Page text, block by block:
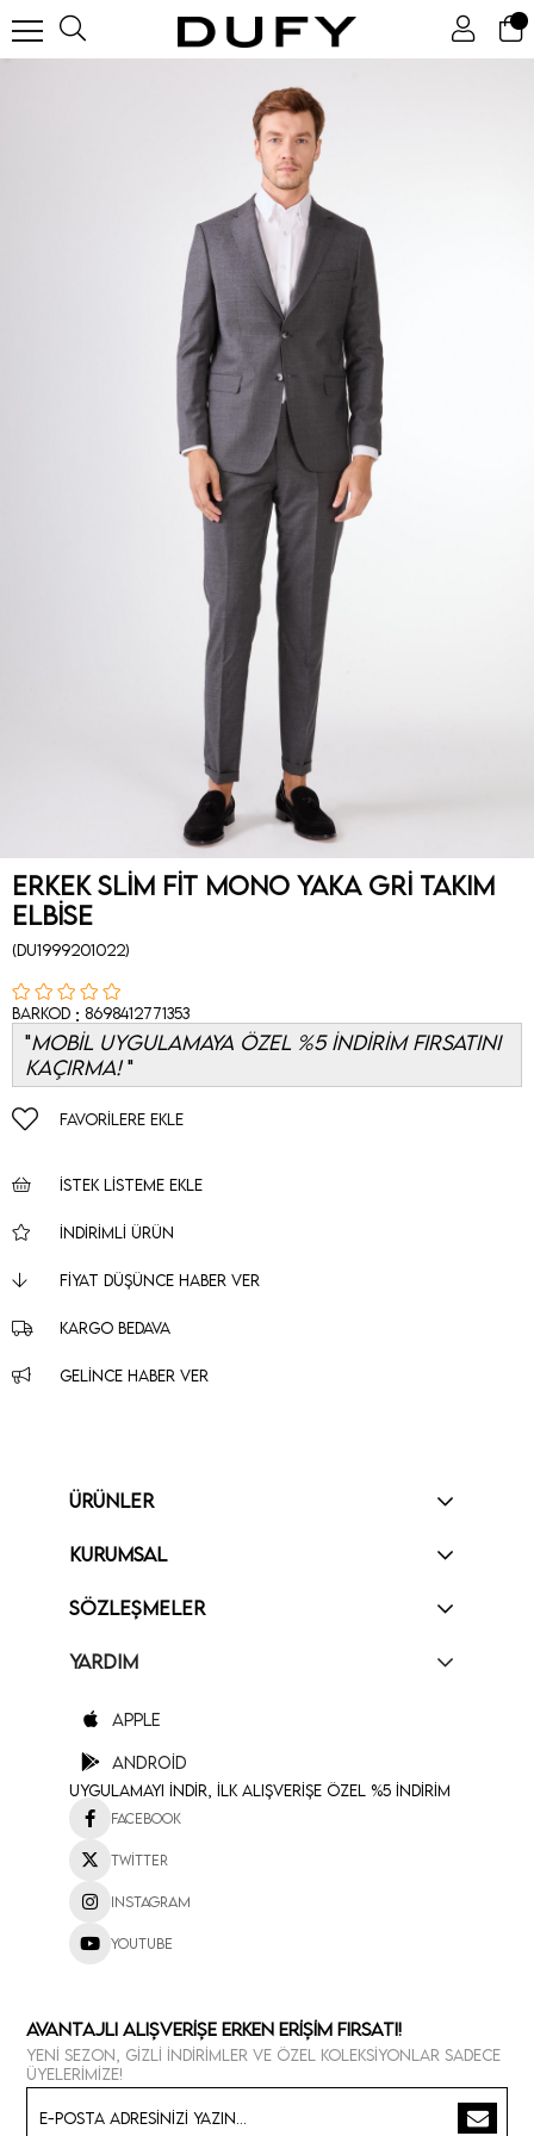
Erkek Slim Fit Mono Yaka Gri Takım
Elbise
(DU1999201022)
Barkod : 8698412771353
MOBİL UYGULAMAYA ÖZEL %5 İNDİRİM FIRSATINI
KAÇIRMA!
FAVORILERE EKLE
İSTEK LISTEME EKLE
İNDIRIMLI ÜRÜN
FIYAT DÜŞÜNCE HABER VER
KARGO BEDAVA
GELINCE HABER VER
ÜRÜNLER
KURUMSAL
SÖZLEŞMELER
YARDIM
Apple
Android
Uygulamayı İndir, İlk Alışverişe Özel %5 İndirim
Facebook
Twitter
Instagram
Youtube
Avantajlı Alışverişe Erken Erişim Fırsatı!
Yeni sezon, gizli indirimler ve özel koleksiyonlar sadece
üyelerimize!